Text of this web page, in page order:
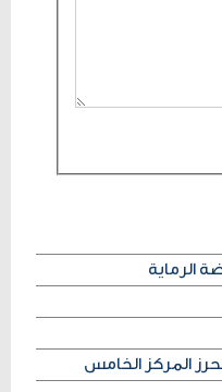
الرماية